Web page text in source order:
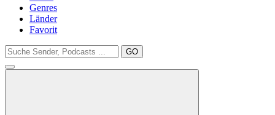
Genres
Länder
Favorit
GO